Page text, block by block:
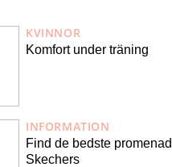
KVINNOR
Komfort under träning
INFORMATION
Find de bedste
Skechers